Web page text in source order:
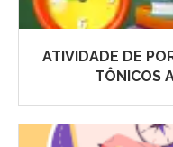
ATIVIDADE DE
TÔNICOS